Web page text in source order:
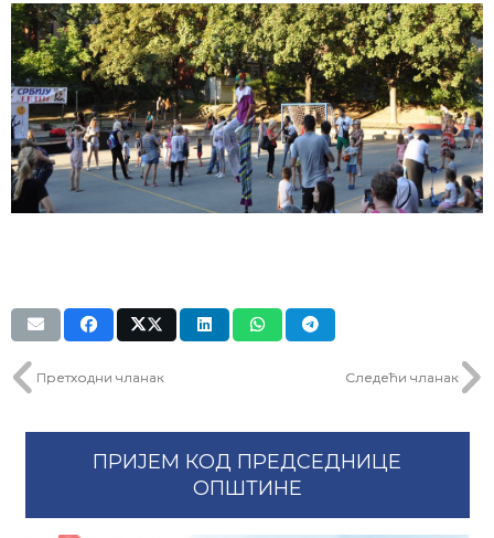
Претходни чланак Следећи чланак
ПРИЈЕМ КОД ПРЕДСЕДНИЦЕ
ОПШТИНЕ